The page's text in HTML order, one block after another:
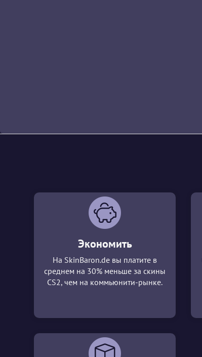
Экономить
На SkinBaron.de вы платите в
среднем на 30% меньше за скины
CS2, чем на коммьюнити-рынке.